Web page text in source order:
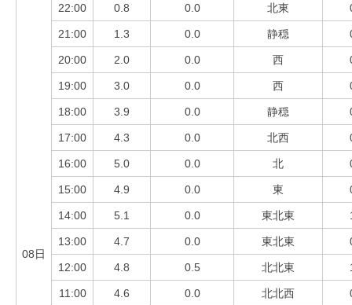
08日
22:00 0.8 0.0 北東
21:00 1.3 0.0 静穏
20:00 2.0 0.0 西
19:00 3.0 0.0 西
18:00 3.9 0.0 静穏
17:00 4.3 0.0 北西
16:00 5.0 0.0 北
15:00 4.9 0.0 東
14:00 5.1 0.0 東北東
13:00 4.7 0.0 東北東
12:00 4.8 0.5 北北東
11:00 4.6 0.0 北北西